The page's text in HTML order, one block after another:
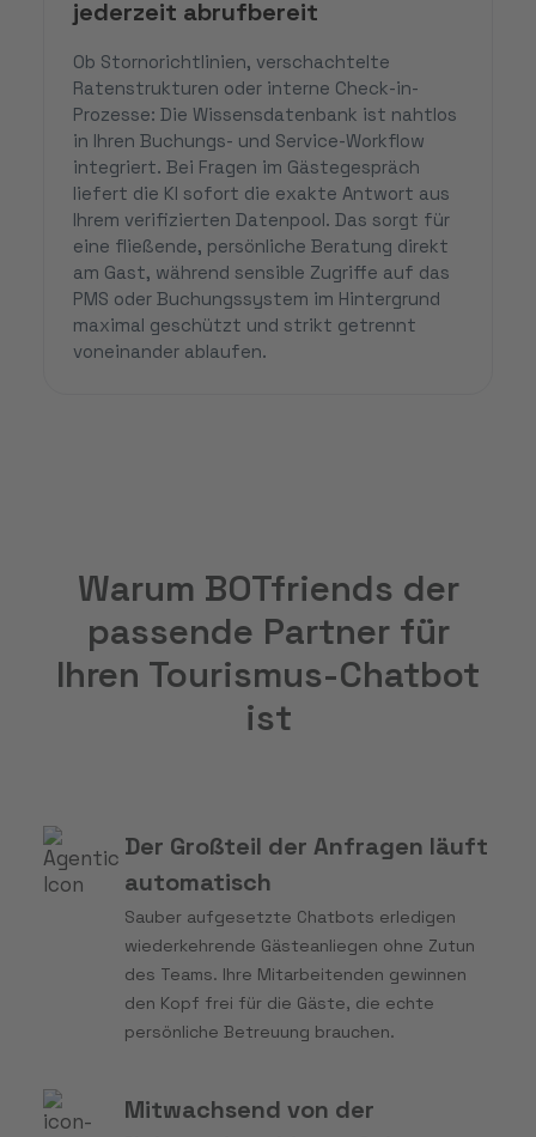
jederzeit abrufbereit
Ob Stornorichtlinien, verschachtelte
Ratenstrukturen oder interne Check-in-
Prozesse: Die Wissensdatenbank ist nahtlos
in Ihren Buchungs- und Service-Workflow
integriert. Bei Fragen im Gästegespräch
liefert die KI sofort die exakte Antwort aus
Ihrem verifizierten Datenpool. Das sorgt für
eine fließende, persönliche Beratung direkt
am Gast, während sensible Zugriffe auf das
PMS oder Buchungssystem im Hintergrund
maximal geschützt und strikt getrennt
voneinander ablaufen.
Warum BOTfriends der
passende Partner für
Ihren Tourismus-Chatbot
ist
Der Großteil der Anfragen läuft
automatisch
Sauber aufgesetzte Chatbots erledigen
wiederkehrende Gästeanliegen ohne Zutun
des Teams. Ihre Mitarbeitenden gewinnen
den Kopf frei für die Gäste, die echte
persönliche Betreuung brauchen.
Mitwachsend von der